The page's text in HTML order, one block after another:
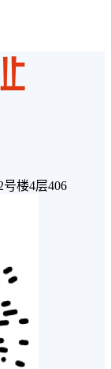
楼4层406